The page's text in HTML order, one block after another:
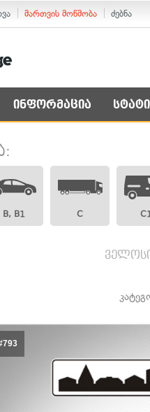
მართვის მოწმობა ძებნა
ინფორმაცია
B, B1 C